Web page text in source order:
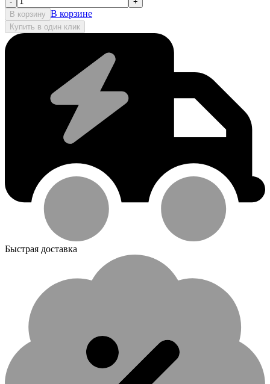
В корзину В корзине
Купить в один клик
Быстрая доставка